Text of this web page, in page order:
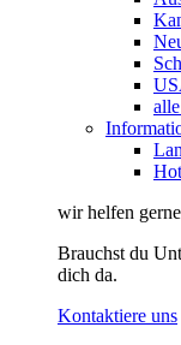
wir helfen gerne
Brauchst du
dich da.
Kontaktiere uns